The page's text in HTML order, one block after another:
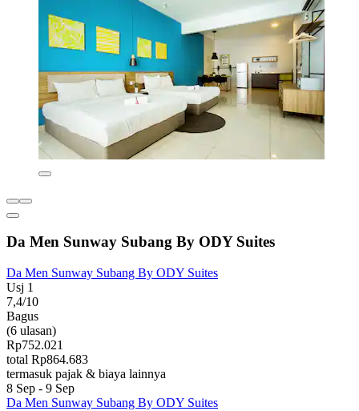
Da Men Sunway Subang By ODY Suites
Da Men Sunway Subang By ODY Suites
Usj 1
7,4/10
Bagus
(6 ulasan)
Rp752.021
total Rp864.683
termasuk pajak & biaya lainnya
8 Sep - 9 Sep
Da Men Sunway Subang By ODY Suites